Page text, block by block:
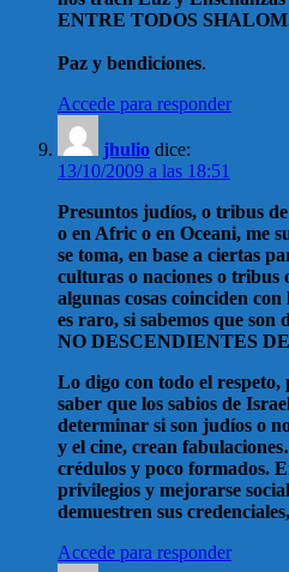
ENTRE TODOS
Paz y bendiciones.
Accede para responder
jhulio dice:
13/10/2009 a las 18:51
Presuntos judíos, o tribus
o en Afric o en Oceani, me
se toma, en base a ciertas
culturas o naciones o tribus
algunas cosas coinciden
es raro, si sabemos que son
NO DESCENDIENTES
Lo digo con todo el
saber que los sabios de
determinar si son judíos o
y el cine, crean
crédulos y poco formados.
privilegios y mejorarse
demuestren sus
Accede para responder